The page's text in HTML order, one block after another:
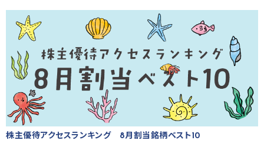
株主優待アクセスランキング 8月割当銘柄ベスト10